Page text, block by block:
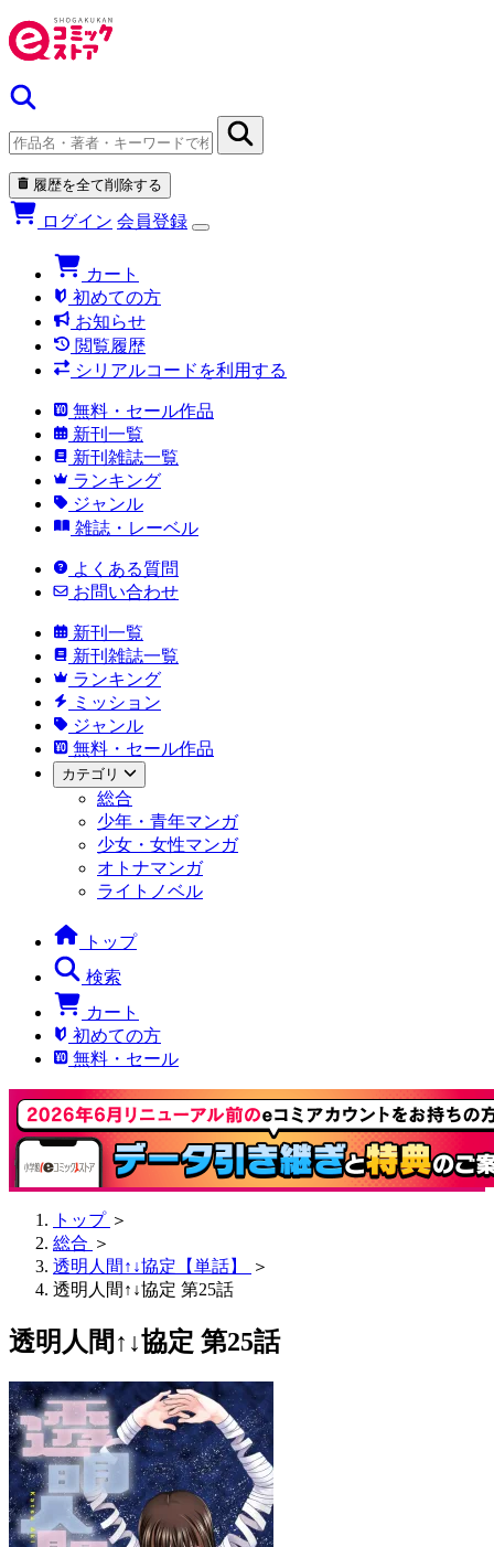
履歴を全て削除する
ログイン 会員登録
カート
初めての方
お知らせ
閲覧履歴
シリアルコードを利用する
無料・セール作品
新刊一覧
新刊雑誌一覧
ランキング
ジャンル
雑誌・レーベル
よくある質問
お問い合わせ
新刊一覧
新刊雑誌一覧
ランキング
ミッション
ジャンル
無料・セール作品
カテゴリ
総合
少年・青年マンガ
少女・女性マンガ
オトナマンガ
ライトノベル
トップ
検索
カート
初めての方
無料・セール
トップ ＞
総合 ＞
透明人間↑↓協定【単話】
＞
透明人間↑↓協定 第25話
透明人間↑↓協定 第25話